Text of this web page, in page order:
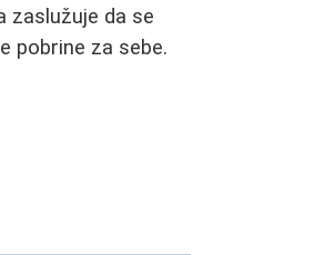
zaslužuje da se
pobrine za sebe.